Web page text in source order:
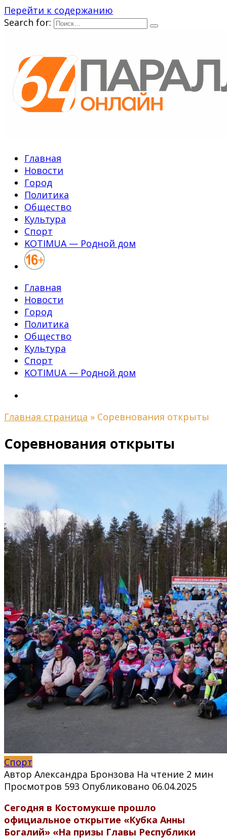
Перейти к содержанию
Search for:
Главная
Новости
Город
Политика
Общество
Культура
Спорт
KOTIMUA — Родной дом
Главная
Новости
Город
Политика
Общество
Культура
Спорт
KOTIMUA — Родной дом
Главная страница » Соревнования открыты
Соревнования открыты
Спорт
Автор Александра Бронзова На чтение 2 мин
Просмотров 593 Опубликовано 06.04.2025
Сегодня в Костомукше прошло
официальное открытие «Кубка Анны
Богалий» «На призы Главы Республики